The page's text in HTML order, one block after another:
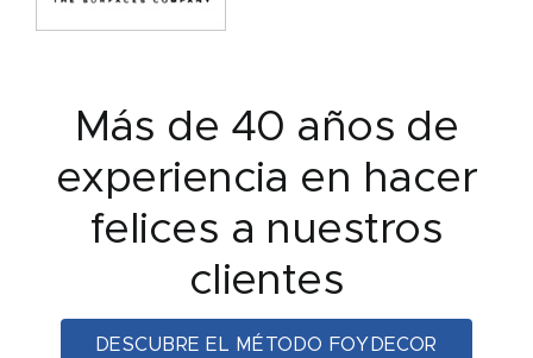
Más de 40 años de
experiencia en hacer
felices a nuestros
clientes
DESCUBRE EL MÉTODO FOYDECOR